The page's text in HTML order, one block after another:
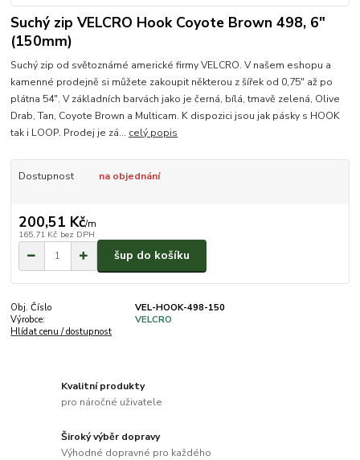
Suchý zip VELCRO Hook Coyote Brown 498, 6"
(150mm)
Suchý zip od světoznámé americké firmy VELCRO. V našem eshopu a
kamenné prodejně si můžete zakoupit některou z šířek od 0,75" až po
plátna 54". V základních barvách jako je černá, bílá, tmavě zelená, Olive
Drab, Tan, Coyote Brown a Multicam. K dispozici jsou jak pásky s HOOK
tak i LOOP. Prodej je zá... celý popis
Dostupnost na objednání
200,51 Kč/m
165,71 Kč bez DPH
šup do košíku
Obj. Číslo
VEL-HOOK-498-150
Výrobce:
VELCRO
Hlídat cenu / dostupnost
Kvalitní produkty
pro náročné uživatele
Široký výběr dopravy
Výhodné dopravné pro každého